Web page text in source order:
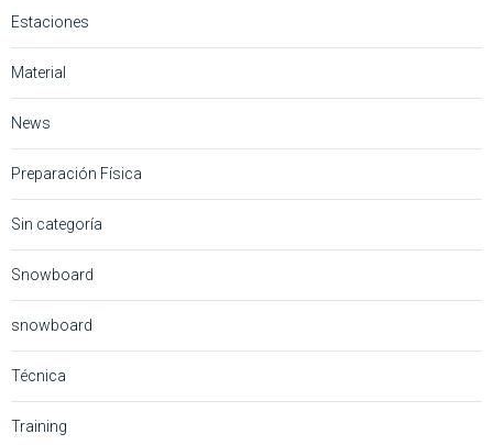
Estaciones
Material
News
Preparación Física
Sin categoría
Snowboard
snowboard
Técnica
Training